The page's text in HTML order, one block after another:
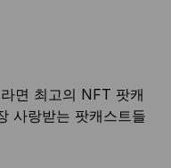
면 최고의 NFT 팟캐
사랑받는 팟캐스트들